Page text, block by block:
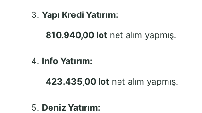
Yapı Kredi Yatırım:
810.940,00 lot net alım yapmış.
Info Yatırım:
423.435,00 lot net alım yapmış.
Deniz Yatırım: